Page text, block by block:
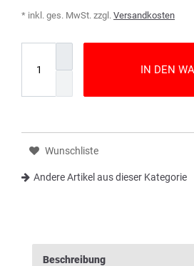
* inkl. ges. MwSt. zzgl. Versandkosten
IN DEN
Wunschliste
Andere Artikel aus dieser Kategorie
Beschreibung